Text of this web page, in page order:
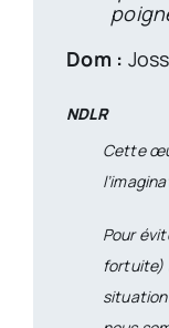
Dom :
NDLR
Cette
Pour
fortuite)